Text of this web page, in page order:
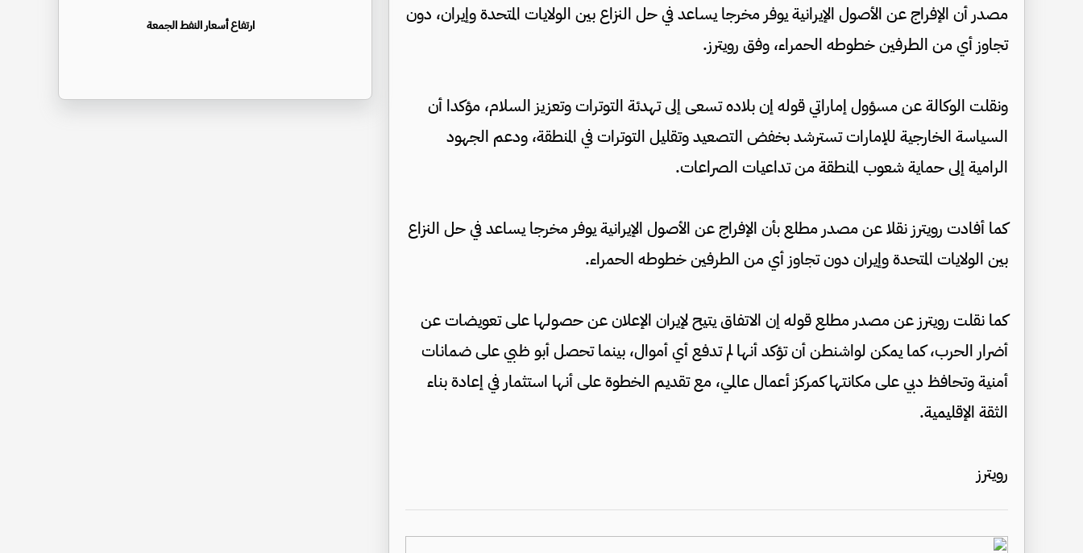
مصدر أن الإفراج عن الأصول الإيرانية يوفر مخرجا يساعد في حل النزاع بين الولايات المتحدة وإيران، دون
تجاوز أي من الطرفين خطوطه الحمراء، وفق رويترز.
ونقلت الوكالة عن مسؤول إماراتي قوله إن بلاده تسعى إلى تهدئة التوترات وتعزيز السلام، مؤكدا أن
السياسة الخارجية للإمارات تسترشد بخفض التصعيد وتقليل التوترات في المنطقة، ودعم الجهود
الرامية إلى حماية شعوب المنطقة من تداعيات الصراعات.
كما أفادت رويترز نقلا عن مصدر مطلع بأن الإفراج عن الأصول الإيرانية يوفر مخرجا يساعد في حل النزاع
بين الولايات المتحدة وإيران دون تجاوز أي من الطرفين خطوطه الحمراء.
كما نقلت رويترز عن مصدر مطلع قوله إن الاتفاق يتيح لإيران الإعلان عن حصولها على تعويضات عن
أضرار الحرب، كما يمكن لواشنطن أن تؤكد أنها لم تدفع أي أموال، بينما تحصل أبو ظبي على ضمانات
أمنية وتحافظ دبي على مكانتها كمركز أعمال عالمي، مع تقديم الخطوة على أنها استثمار في إعادة بناء
الثقة الإقليمية.
رويترز
ارتفاع أسعار النفط الجمعة